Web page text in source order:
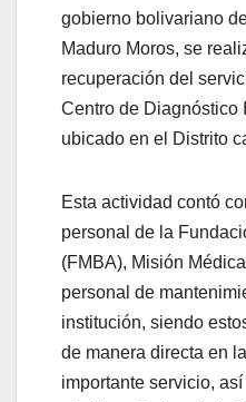
gobierno bolivariano
Maduro Moros, se
recuperación del
Centro de Diagnóstico
ubicado en el Distrito
Esta actividad contó
personal de la
(FMBA), Misión
personal de
institución, siendo
de manera directa en
importante servicio,